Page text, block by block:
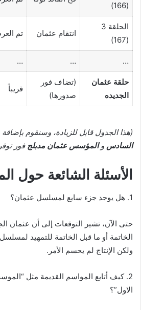
(166)
الحلقة 3
(167)
انتقام عثمان تم
…
…
…
حلقة عثمان
الجديده
(تضاف فور
صدورها)
قريباً
(هذا الجدول قابل للزيادة، وسنقوم بإضافة
السادس والمؤسس عثمان مدبلج فور
الأسئلة الشائعة حول
1. هل يوجد جزء سابع لمسلسل عثمان؟
حتى الآن، تشير التوقعات إلى أن عثمان
الخاتمة أو ما قبل الخاتمة للتمهيد
ولكن الإنتاج لم يحسم الأمر.
2. كيف أتابع المواسم القديمة مثل
الاول”؟